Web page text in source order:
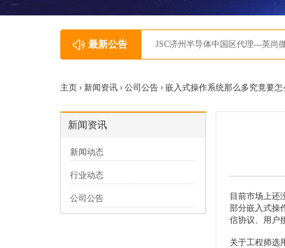
最新公告 JSC济州半导体中国区代理---英尚
主页 › 新闻资讯 › 公司公告 › 嵌入式操作系统那么多究竟要怎
新闻资讯
新闻动态
行业动态
公司公告
目前市场上还
部分嵌入式操
信协议、用户
关于工程师选